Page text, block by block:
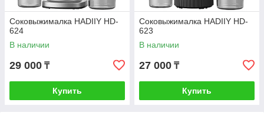
Соковыжималка HADIIY HD-
624
В наличии
29 000 ₸
Купить
Соковыжималка HADIIY HD-
623
В наличии
27 000 ₸
Купить